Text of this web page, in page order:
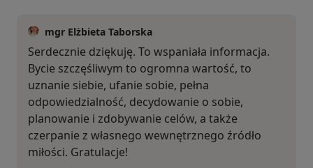
mgr Elżbieta Taborska
Serdecznie dziękuję. To wspaniała informacja.
Bycie szczęśliwym to ogromna wartość, to
uznanie siebie, ufanie sobie, pełna
odpowiedzialność, decydowanie o sobie,
planowanie i zdobywanie celów, a także
czerpanie z własnego wewnętrznego źródło
miłości. Gratulacje!